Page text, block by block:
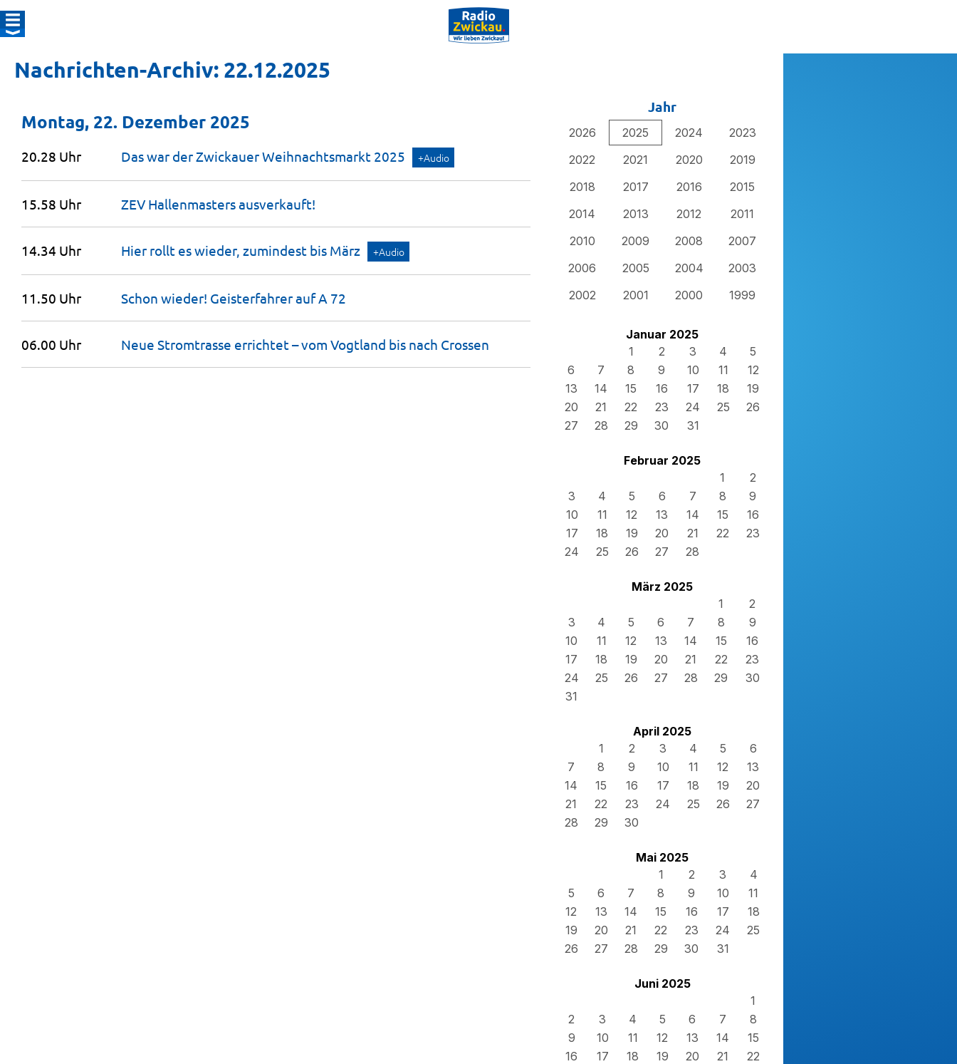
Nachrichten-Archiv: 22.12.2025
Jahr
2026 2025 2024
2023
2022
2021 2020
2019
2018
2017 2016
2015
2014
2013 2012
2011
2010
2009 2008
2007
2006
2005 2004
2003
2002
2001 2000 1999
Januar 2025
1
2 3 4
5
6
7 8 9 10 11
12
13
14 15 16 17 18
19
20
21 22 23 24 25
26
27
28 29 30 31
Februar 2025
1
2
3
4 5 6 7 8
9
10
11 12 13 14 15
16
17
18 19 20 21 22
23
24
25 26 27 28
März 2025
1
2
3
4 5 6 7 8
9
10
11 12 13 14 15
16
17
18 19 20 21 22
23
24
25 26 27 28 29
30
31
April 2025
1
2 3 4 5
6
7
8 9 10 11 12
13
14
15 16 17 18 19
20
21
22 23 24 25 26
27
28
29 30
Mai 2025
1
2 3
4
5
6 7 8 9 10
11
12
13 14 15 16 17
18
19
20 21 22 23 24
25
26
27 28 29 30 31
Juni 2025
1
2
3 4 5 6 7
8
9
10 11 12 13 14
15
16
17 18 19 20 21
22
Montag, 22. Dezember 2025
20.28 Uhr Das war der Zwickauer Weihnachtsmarkt 2025 +Audio
15.58 Uhr ZEV Hallenmastersausverkauft!
14.34 Uhr Hier rollt es wieder, zumindest bis März +Audio
11.50 Uhr Schon wieder! Geisterfahrer auf A 72
06.00 Uhr Neue Stromtrasse errichtet – vom Vogtland bis nach Crossen